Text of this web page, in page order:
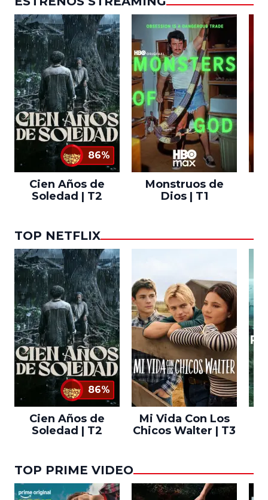
86%
Cien Años de
Soledad | T2
Monstruos de
Dios | T1
TOP NETFLIX
86%
Cien Años de
Soledad | T2
Mi Vida Con Los
Chicos Walter | T3
TOP PRIME VIDEO